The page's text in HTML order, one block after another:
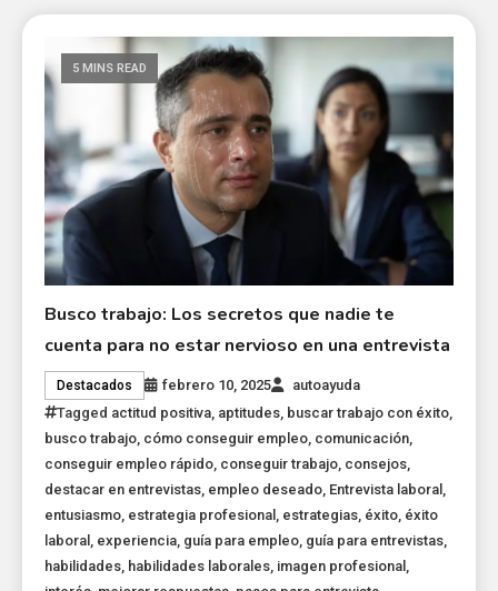
5 MINS READ
Busco trabajo: Los secretos que nadie te
cuenta para no estar nervioso en una entrevista
Destacados febrero 10, 2025
autoayuda
Tagged actitud positiva aptitudes buscar trabajo con éxito
busco trabajo cómo conseguir empleo comunicación
conseguir empleo rápido conseguir trabajo consejos
destacar en entrevistas empleo deseado Entrevista laboral
entusiasmo estrategia profesional estrategias éxito éxito
laboral
experiencia guía para empleo guía para entrevistas
habilidades habilidades laborales imagen profesional